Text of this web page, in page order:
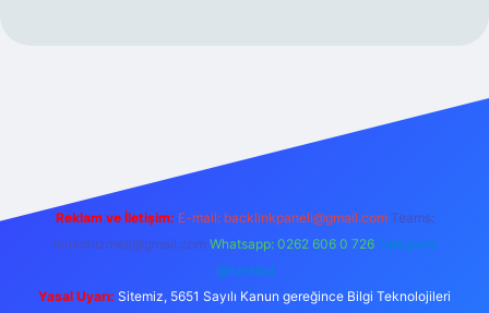
Reklam ve İletişim: E-mail: backlinkpaneli@gmail.com Teams:
forumhizmeti@gmail.com Whatsapp: 0262 606 0 726 Telegram:
@karabul
Yasal Uyarı: Sitemiz, 5651 Sayılı Kanun gereğince Bilgi Teknolojileri